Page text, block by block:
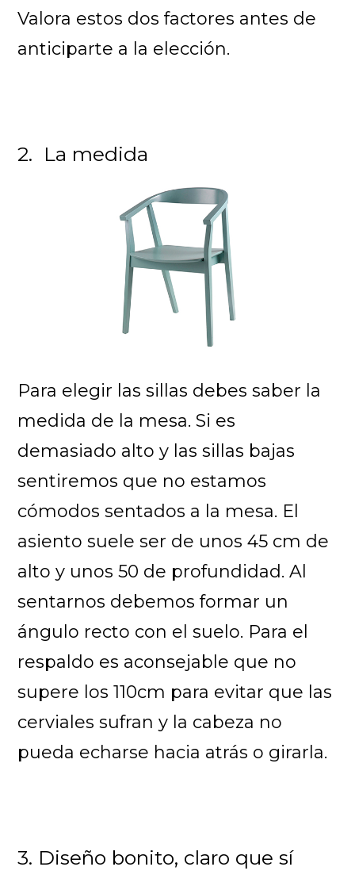
Valora estos dos factores antes de
anticiparte a la elección.
2. La medida
Para elegir las sillas debes saber la
medida de la mesa. Si es
demasiado alto y las sillas bajas
sentiremos que no estamos
cómodos sentados a la mesa. El
asiento suele ser de unos 45 cm de
alto y unos 50 de profundidad. Al
sentarnos debemos formar un
ángulo recto con el suelo. Para el
respaldo es aconsejable que no
supere los 110cm para evitar que las
cerviales sufran y la cabeza no
pueda echarse hacia atrás o girarla.
3. Diseño bonito, claro que sí